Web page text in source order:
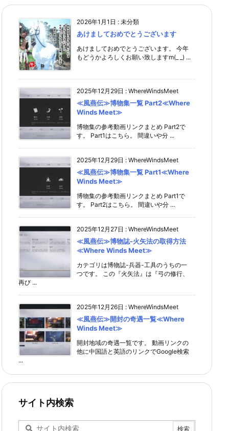
2026年1月1日 : 未分類
あけましておめでとうございます
あけましておめでとうございます。 今年
もどうかよろしくお願い致しますm(_ _) ...
2025年12月29日 : WhereWindsMeet
≪風燕伝≫博物集一覧 Part2≪Where
Winds Meet≫
博物集の参考動画リンクまとめ Part2で
す。 Part1はこちら。 間違いや分 ...
2025年12月29日 : WhereWindsMeet
≪風燕伝≫博物集一覧 Part1≪Where
Winds Meet≫
博物集の参考動画リンクまとめ Part1で
す。 Part2はこちら。 間違いや分 ...
2025年12月27日 : WhereWindsMeet
≪風燕伝≫博物誌-火矢法の取得方法
≪Where Winds Meet≫
カテゴリは博物誌-兵器-工具のうちの一
つです。 この『火矢法』は『弓の修行、
再び ...
2025年12月26日 : WhereWindsMeet
≪風燕伝≫開封の奇遇一覧≪Where
Winds Meet≫
開封地域の奇遇一覧です。 動画リンクの
他に中国語と英語のリンクでGoogle検索
...
サイト内検索